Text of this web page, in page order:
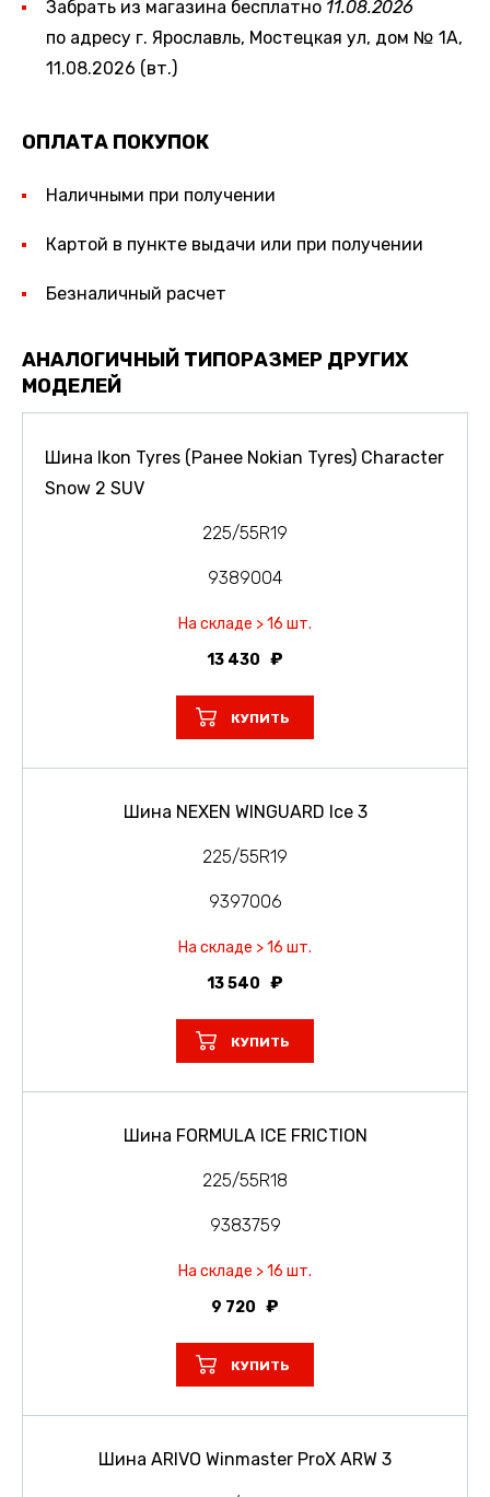
Забрать из магазина бесплатно 11.08.2026
по адресу г. Ярославль, Мостецкая ул, дом № 1А,
11.08.2026 (вт.)
ОПЛАТА ПОКУПОК
Наличными при получении
Картой в пункте выдачи или при получении
Безналичный расчет
АНАЛОГИЧНЫЙ ТИПОРАЗМЕР ДРУГИХ
МОДЕЛЕЙ
Шина Ikon Tyres (Ранее Nokian Tyres) Character
Snow 2 SUV
225/55R19
9389004
На складе > 16 шт.
13 430
КУПИТЬ
Шина NEXEN WINGUARD Ice 3
225/55R19
9397006
На складе > 16 шт.
13 540
КУПИТЬ
Шина FORMULA ICE FRICTION
225/55R18
9383759
На складе > 16 шт.
9 720
КУПИТЬ
Шина ARIVO Winmaster ProX ARW 3